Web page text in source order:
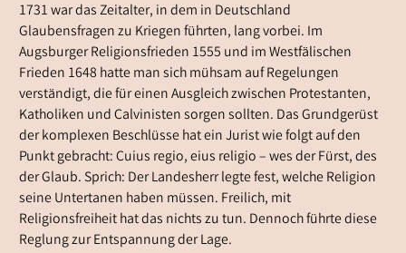
1731 war das Zeitalter, in dem in Deutschland
Glaubensfragen zu Kriegen führten, lang vorbei. Im
Augsburger Religionsfrieden 1555 und im Westfälischen
Frieden 1648 hatte man sich mühsam auf Regelungen
verständigt, die für einen Ausgleich zwischen Protestanten,
Katholiken und Calvinisten sorgen sollten. Das Grundgerüst
der komplexen Beschlüsse hat ein Jurist wie folgt auf den
Punkt gebracht: Cuius regio, eius religio – wes der Fürst, des
der Glaub. Sprich: Der Landesherr legte fest, welche Religion
seine Untertanen haben müssen. Freilich, mit
Religionsfreiheit hat das nichts zu tun. Dennoch führte diese
Reglung zur Entspannung der Lage.